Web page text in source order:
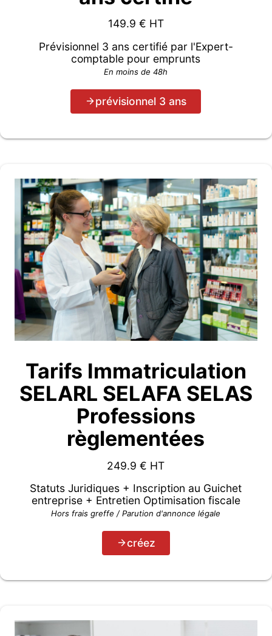
149.9 € HT
Prévisionnel 3 ans certifié par l'Expert-
comptable pour emprunts
En moins de 48h
prévisionnel 3 ans
Tarifs Immatriculation
SELARL SELAFA SELAS
Professions
règlementées
249.9 € HT
Statuts Juridiques + Inscription au Guichet
entreprise + Entretien Optimisation fiscale
Hors frais greffe / Parution d'annonce légale
créez